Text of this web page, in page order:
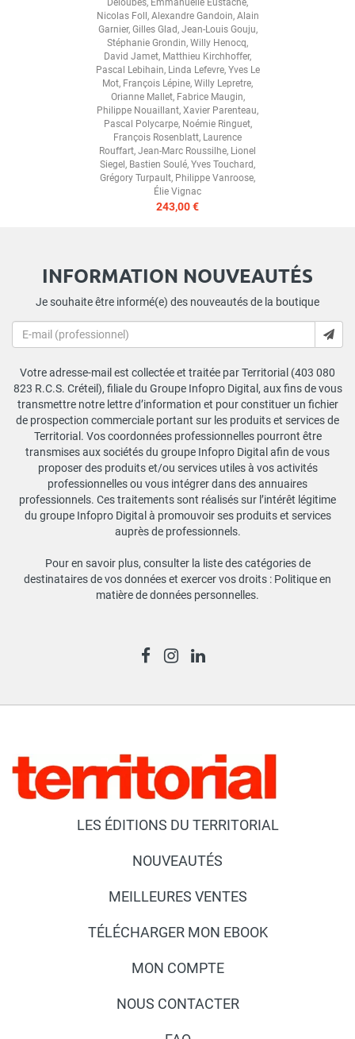
Nicolas Foll, Alexandre Gandoin, Alain
Garnier, Gilles Glad, Jean-Louis Gouju,
Stéphanie Grondin, Willy Henocq,
David Jamet, Matthieu Kirchhoffer,
Pascal Lebihain, Linda Lefevre, Yves Le
Mot, François Lépine, Willy Lepretre,
Orianne Mallet, Fabrice Maugin,
Philippe Nouaillant, Xavier Parenteau,
Pascal Polycarpe, Noémie Ringuet,
François Rosenblatt, Laurence
Rouffart, Jean-Marc Roussilhe, Lionel
Siegel, Bastien Soulé, Yves Touchard,
Grégory Turpault, Philippe Vanroose,
Élie Vignac
243,00 €
INFORMATION NOUVEAUTÉS
Je souhaite être informé(e) des nouveautés de la boutique
Votre adresse-mail est collectée et traitée par Territorial (403 080
823 R.C.S. Créteil), filiale du Groupe Infopro Digital, aux fins de vous
transmettre notre lettre d’information et pour constituer un fichier
de prospection commerciale portant sur les produits et services de
Territorial. Vos coordonnées professionnelles pourront être
transmises aux sociétés du groupe Infopro Digital afin de vous
proposer des produits et/ou services utiles à vos activités
professionnelles ou vous intégrer dans des annuaires
professionnels. Ces traitements sont réalisés sur l’intérêt légitime
du groupe Infopro Digital à promouvoir ses produits et services
auprès de professionnels.
Pour en savoir plus, consulter la liste des catégories de
destinataires de vos données et exercer vos droits : Politique en
matière de données personnelles.
LES ÉDITIONS DU TERRITORIAL
NOUVEAUTÉS
MEILLEURES VENTES
TÉLÉCHARGER MON EBOOK
MON COMPTE
NOUS CONTACTER